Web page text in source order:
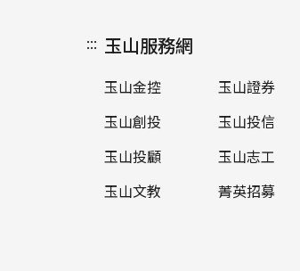
::: 玉山服務網
玉山金控
玉山證券
玉山創投
玉山投信
玉山投顧
玉山志工
玉山文教
菁英招募